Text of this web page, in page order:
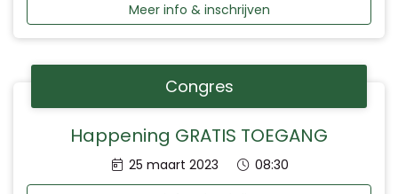
Meer info & inschrijven
Congres
Happening GRATIS TOEGANG
Datum:
25 maart 2023 Tijd:
08:30